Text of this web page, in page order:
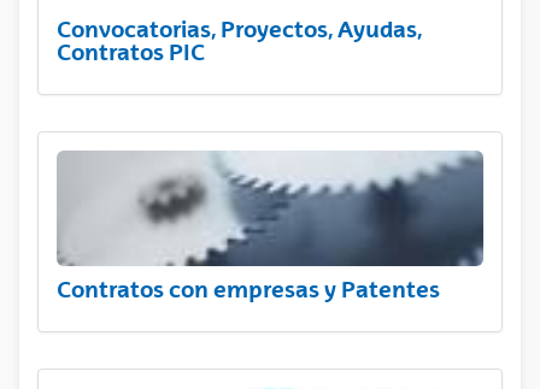
Convocatorias, Proyectos, Ayudas,
Contratos PIC
Contratos con empresas y Patentes